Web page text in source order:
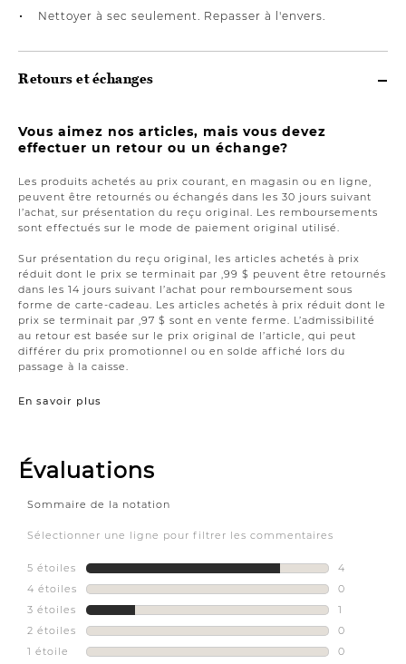
Nettoyer à sec seulement. Repasser à l'envers.
Retours et échanges
Vous aimez nos articles, mais vous devez
effectuer un retour ou un échange?
Les produits achetés au prix courant, en magasin ou en ligne,
peuvent être retournés ou échangés dans les 30 jours suivant
l’achat, sur présentation du reçu original. Les remboursements
sont effectués sur le mode de paiement original utilisé.
Sur présentation du reçu original, les articles achetés à prix
réduit dont le prix se terminait par ,99 $ peuvent être retournés
dans les 14 jours suivant l’achat pour remboursement sous
forme de carte-cadeau. Les articles achetés à prix réduit dont le
prix se terminait par ,97 $ sont en vente ferme. L’admissibilité
au retour est basée sur le prix original de l’article, qui peut
différer du prix promotionnel ou en solde affiché lors du
passage à la caisse.
En savoir plus